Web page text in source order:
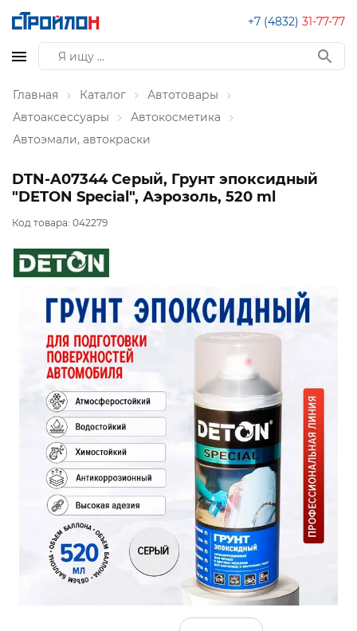
+7 (4832) 31-77-77
Главная Каталог
Автотовары
Автоаксессуары
Автокосметика
Автоэмали, автокраски
DTN-A07344 Серый, Грунт эпоксидный
"DETON Special", Аэрозоль, 520 ml
Код товара: 042279